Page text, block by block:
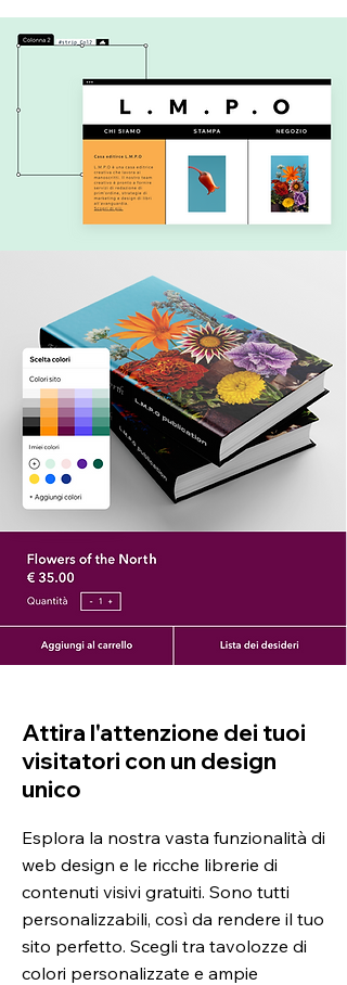
Attira l'attenzione dei tuoi
visitatori con un design
unico
Esplora la nostra vasta funzionalità di
web design e le ricche librerie di
contenuti visivi gratuiti. Sono tutti
personalizzabili, così da rendere il tuo
sito perfetto. Scegli tra tavolozze di
colori personalizzate e ampie